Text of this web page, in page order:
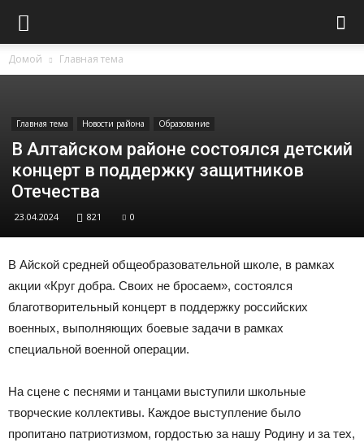
Домой Главная тема
Главная тема Новости района Образование
В Алтайском районе состоялся детский
концерт в поддержку защитников
Отечества
23.04.2024 821 0
В Айской средней общеобразовательной школе, в рамках
акции «Круг добра. Своих не бросаем», состоялся
благотворительный концерт в поддержку российских
военных, выполняющих боевые задачи в рамках
специальной военной операции.
На сцене с песнями и танцами выступили школьные
творческие коллективы. Каждое выступление было
пропитано патриотизмом, гордостью за нашу Родину и за тех,